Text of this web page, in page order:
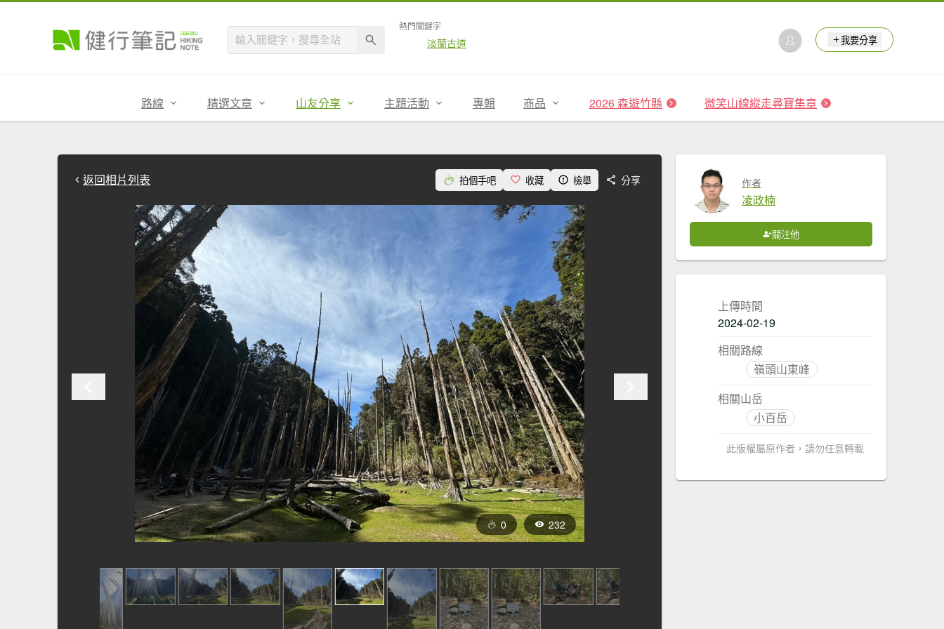
熱門關鍵字
淡蘭古道 我要分享
路線 精選文章 山友分享 主題活動 專輯 商品 2026 森遊竹縣 微笑山線縱走尋寶集章
返回相片列表 拍個手吧 收藏 檢舉 分享
0 232
作者
凌政楠
關注他
上傳時間
2024-02-19
相關路線
嶺頭山東峰
相關山岳
小百岳
此版權屬原作者，請勿任意轉載